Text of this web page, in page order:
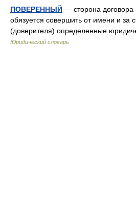
ПОВЕРЕННЫЙ — сторона договора
обязуется совершить от имени и за
(доверителя) определенные
Юридический словарь